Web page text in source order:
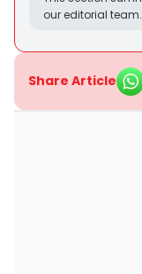
our editorial team.
Share Article